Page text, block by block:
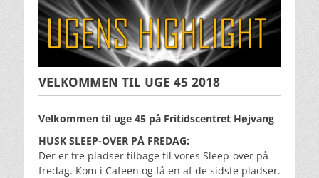
VELKOMMEN TIL UGE 45 2018
Velkommen til uge 45 på Fritidscentret Højvang
HUSK SLEEP-OVER PÅ FREDAG:
Der er tre pladser tilbage til vores Sleep-over på
fredag. Kom i Cafeen og få en af de sidste pladser.